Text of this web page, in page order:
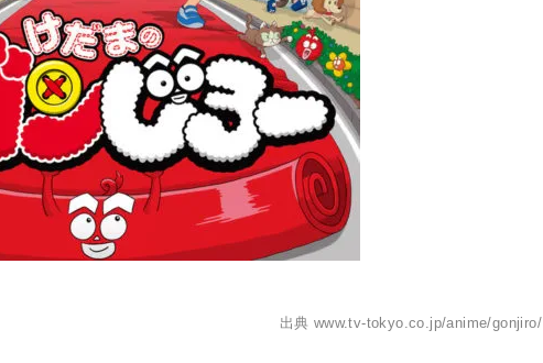
出典 www.tv-tokyo.co.jp/anime/gonjiro/